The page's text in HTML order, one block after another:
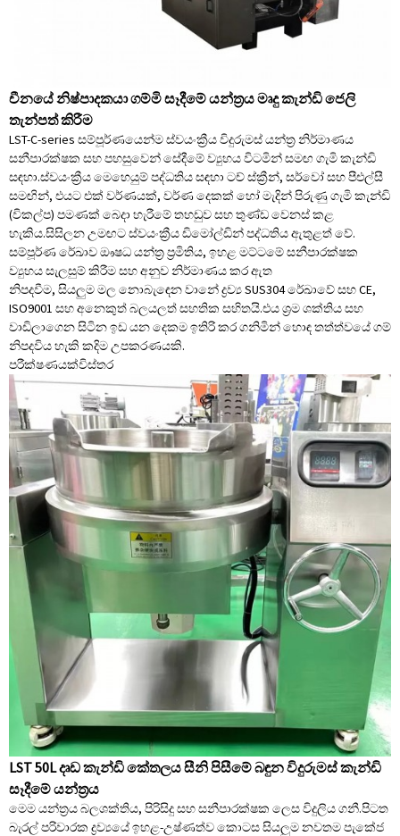
චීනයේ නිෂ්පාදකයා ගම්මි සෑදීමේ යන්ත්‍රය මෘදු කැන්ඩි ජෙලි
තැන්පත් කිරීම
LST-C-series සම්පූර්ණයෙන්ම ස්වයංක්‍රීය විදුරුමස් යන්ත්‍ර නිර්මාණය
සනීපාරක්ෂක සහ පහසුවෙන් සේදීමේ ව්‍යුහය විටමින් සමඟ ගැමි කැන්ඩි
සඳහා.ස්වයංක්‍රීය මෙහෙයුම් පද්ධතිය සඳහා ටච් ස්ක්‍රීන්, සර්වෝ සහ පීඑල්සී
සමඟින්, එයට එක් වර්ණයක්, වර්ණ දෙකක් හෝ මැදින් පිරුණු ගැමි කැන්ඩි
(විකල්ප) පමණක් බෙදා හැරීමේ තහඩුව සහ තුණ්ඩ වෙනස් කළ
හැකිය.සිසිලන උමඟට ස්වයංක්‍රීය ඩිමෝල්ඩින් පද්ධතිය ඇතුළත් වේ.
සම්පූර්ණ රේඛාව ඖෂධ යන්ත්‍ර ප්‍රමිතිය, ඉහළ මට්ටමේ සනීපාරක්ෂක
ව්‍යුහය සැලසුම් කිරීම සහ අනුව නිර්මාණය කර ඇත
නිපදවීම, සියලුම මල නොබැඳෙන වානේ ද්‍රව්‍ය SUS304 රේඛාවේ සහ CE,
ISO9001 සහ අනෙකුත් බලයලත් සහතික සහිතයි.එය ශ්‍රම ශක්තිය සහ
වාඩිලාගෙන සිටින ඉඩ යන දෙකම ඉතිරි කර ගනිමින් හොඳ තත්ත්වයේ ගම්
නිපදවිය හැකි කදිම උපකරණයකි.
පරීක්ෂණයක්විස්තර
LST 50L දෘඩ කැන්ඩි කේතලය සීනි පිසීමේ බඳුන විදුරුමස් කැන්ඩි
සෑදීමේ යන්ත්‍රය
මෙම යන්ත්‍රය බලශක්තිය, පිරිසිදු සහ සනීපාරක්ෂක ලෙස විදුලිය ගනී.පිටත
බැරල් පරිවාරක ද්‍රව්‍යයේ ඉහළ-උෂ්ණත්ව කොටස සියලුම නවතම පැකේජ